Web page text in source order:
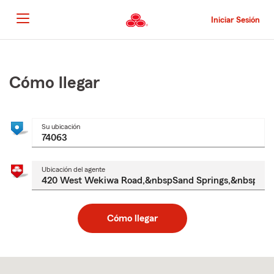
al
contenido
principal
Iniciar Sesión
principal
Cómo llegar
Su ubicación
Ubicación del agente
Cómo llegar
to